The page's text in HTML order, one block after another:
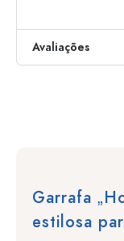
Avaliações
Garrafa
estilosa